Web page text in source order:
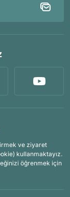
ve ziyaret
kullanmaktayız.
öğrenmek için